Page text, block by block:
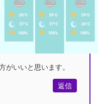
も出産報告よりアンチ
がいいと思います。
返信
M
u